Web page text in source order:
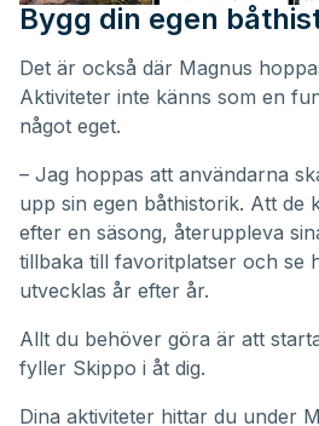
Bygg din egen
Det är också där Magnus
Aktiviteter inte känns som en
något eget.
– Jag hoppas att användarna
upp sin egen båthistorik. Att de
efter en säsong, återuppleva
tillbaka till favoritplatser och se
utvecklas år efter år.
Allt du behöver göra är att
fyller Skippo i åt dig.
Dina aktiviteter hittar du under